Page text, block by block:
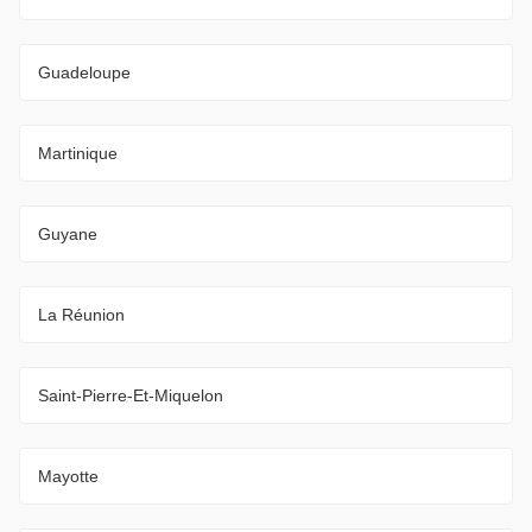
Guadeloupe
Martinique
Guyane
La Réunion
Saint-Pierre-Et-Miquelon
Mayotte